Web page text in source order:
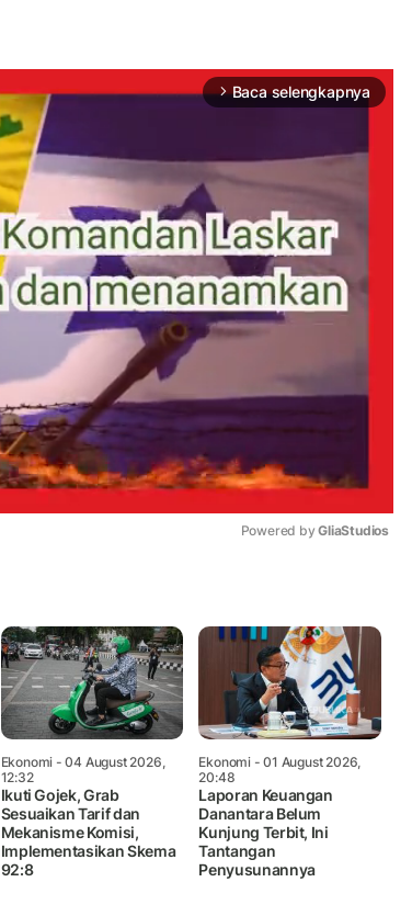
arrow_forward_ios Baca selengkapnya
Powered by GliaStudios
Ekonomi - 04 August 2026,
12:32
Ikuti Gojek, Grab
Sesuaikan Tarif dan
Mekanisme Komisi,
Implementasikan Skema
92:8
Ekonomi- 01 August 2026,
20:48
Laporan Keuangan
Danantara Belum
Kunjung Terbit, Ini
Tantangan
Penyusunannya